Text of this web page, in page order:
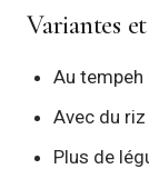
Variantes
Au tempeh
Avec du
Plus de